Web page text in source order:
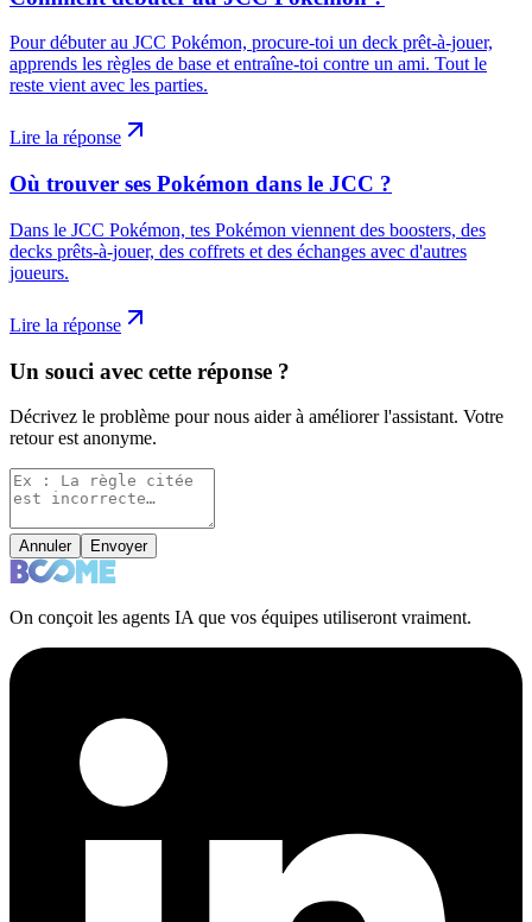
Pour débuter au JCC Pokémon, procure-toi un deck prêt-à-jouer,
apprends les règles de base et entraîne-toi contre un ami. Tout le
reste vient avec les parties.
Lire la réponse
Où trouver ses Pokémon dans le JCC ?
Dans le JCC Pokémon, tes Pokémon viennent des boosters, des
decks prêts-à-jouer, des coffrets et des échanges avec d'autres
joueurs.
Lire la réponse
Un souci avec cette réponse ?
Décrivez le problème pour nous aider à améliorer l'assistant. Votre
retour est anonyme.
Annuler Envoyer
On conçoit les agents IA que vos équipes utiliseront vraiment.